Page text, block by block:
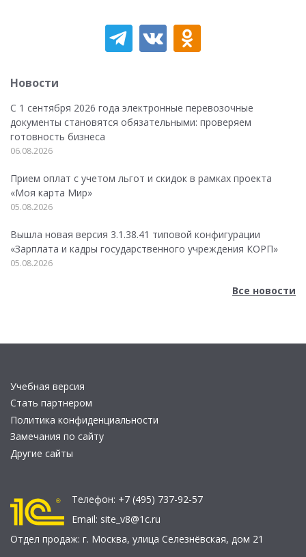
Новости
С 1 сентября 2026 года электронные перевозочные
документы становятся обязательными: проверяем
готовность бизнеса
06.08.2026
Прием оплат с учетом льгот и скидок в рамках проекта
«Моя карта Мир»
05.08.2026
Вышла новая версия 3.1.38.41 типовой конфигурации
«Зарплата и кадры государственного учреждения КОРП»
05.08.2026
Все новости
Учебная версия
Стать партнером
Политика конфиденциальности
Замечания по сайту
Другие сайты
Телефон: +7 (495) 737-92-57
Email: site_v8@1c.ru
Отдел продаж: г. Москва, улица Селезнёвская, дом 21